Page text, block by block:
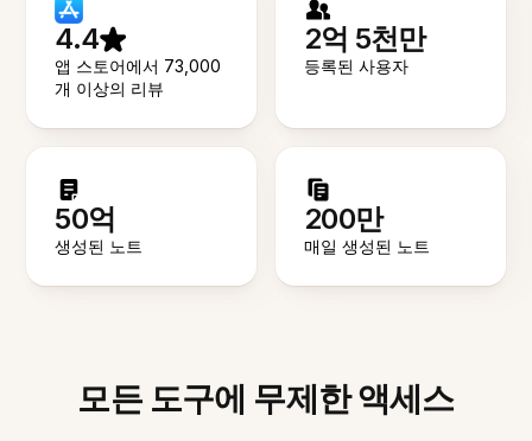
4.4
앱 스토어에서 73,000
개 이상의 리뷰
2억 5천만
등록된 사용자
50억
생성된 노트
200만
매일 생성된 노트
모든 도구에 무제한 액세스